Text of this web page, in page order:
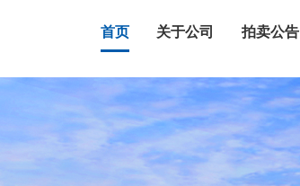
首页 关于公司 拍卖公告